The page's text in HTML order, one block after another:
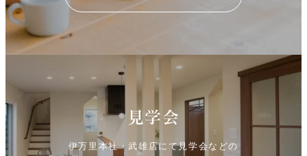
見学会
伊万里本社・武雄店にて見学会などの